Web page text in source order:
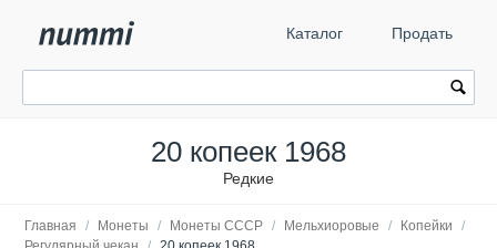
Каталог Продать
20 копеек 1968
Редкие
Главная / Монеты / Монеты СССР / Мельхиоровые / Копейки
/